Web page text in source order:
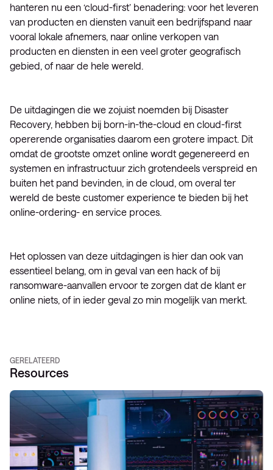
hanteren nu een ‘cloud-first’ benadering: voor het leveren
van producten en diensten vanuit een bedrijfspand naar
vooral lokale afnemers, naar online verkopen van
producten en diensten in een veel groter geografisch
gebied, of naar de hele wereld.
De uitdagingen die we zojuist noemden bij Disaster
Recovery, hebben bij born-in-the-cloud en cloud-first
opererende organisaties daarom een grotere impact. Dit
omdat de grootste omzet online wordt gegenereerd en
systemen en infrastructuur zich grotendeels verspreid en
buiten het pand bevinden, in de cloud, om overal ter
wereld de beste customer experience te bieden bij het
online-ordering- en service proces.
Het oplossen van deze uitdagingen is hier dan ook van
essentieel belang, om in geval van een hack of bij
ransomware-aanvallen ervoor te zorgen dat de klant er
online niets, of in ieder geval zo min mogelijk van merkt.
GERELATEERD
Resources